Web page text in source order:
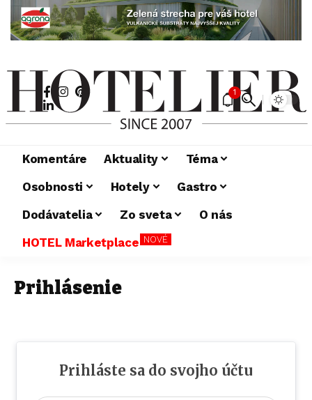
1
Komentáre Aktuality
Téma
Osobnosti
Hotely
Gastro
Dodávatelia
Zo sveta
O nás
HOTEL Marketplace NOVÉ
Prihlásenie
Prihláste sa do svojho účtu